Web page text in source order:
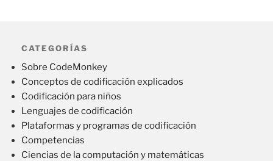
CATEGORÍAS
Sobre CodeMonkey
Conceptos de codificación explicados
Codificación para niños
Lenguajes de codificación
Plataformas y programas de codificación
Competencias
Ciencias de la computación y matemáticas